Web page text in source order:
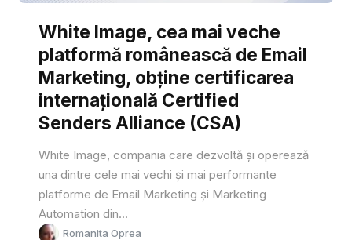
White Image, cea mai veche
platformă românească de Email
Marketing, obține certificarea
internațională Certified
Senders Alliance (CSA)
White Image, compania care dezvoltă și operează
una dintre cele mai vechi și mai performante
platforme de Email Marketing și Marketing
Automation din...
Romanita Oprea